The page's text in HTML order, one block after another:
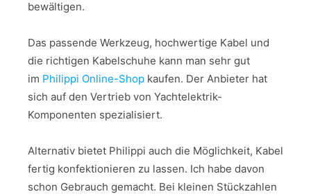
bewältigen.
Das passende Werkzeug, hochwertige Kabel und
die richtigen Kabelschuhe kann man sehr gut
im Philippi Online-Shop kaufen. Der Anbieter hat
sich auf den Vertrieb von Yachtelektrik-
Komponenten spezialisiert.
Alternativ bietet Philippi auch die Möglichkeit, Kabel
fertig konfektionieren zu lassen. Ich habe davon
schon Gebrauch gemacht. Bei kleinen Stückzahlen